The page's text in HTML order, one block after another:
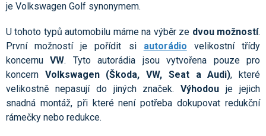
je Volkswagen Golf synonymem.
U tohoto typů automobilu máme na výběr ze dvou možností.
První možností je pořídit si autorádio velikostní třídy
koncernuVW. Tyto autorádia jsou vytvořena pouze pro
koncern Volkswagen (Škoda, VW, Seat a Audi), které
velikostně nepasují do jiných značek.Výhodou je jejich
snadná montáž, při které není potřeba dokupovat redukční
rámečky nebo redukce.